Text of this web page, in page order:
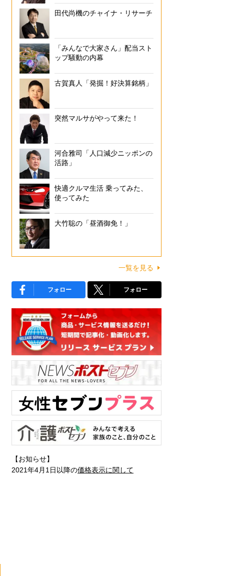
田代尚機のチャイナ・リサーチ
「みんなで大家さん」配当スト
ップ騒動の内幕
古賀真人「発掘！好決算銘柄」
突然マルサがやって来た！
河合雅司「人口減少ニッポンの
活路」
快適クルマ生活 乗ってみた、
使ってみた
大竹聡の「昼酒御免！」
一覧を見る
フォロー フォロー
【お知らせ】
2021年4月1日以降の価格表示に関して